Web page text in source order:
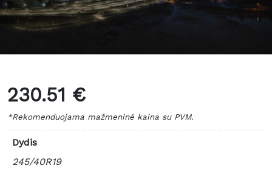
230.51 €
*Rekomenduojama mažmeninė kaina su PVM.
Dydis
245/40R19